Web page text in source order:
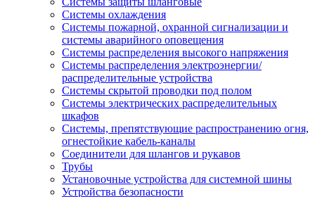
Системы охлаждения
Системы пожарной, охранной сигнализации и
системы аварийного оповещения
Системы распределения высокого напряжения
Системы распределения электроэнергии/
распределительные устройства
Системы скрытой проводки под полом
Системы электрических распределительных
шкафов
Системы, препятствующие распространению огня,
огнестойкие кабель-каналы
Соединители для шлангов и рукавов
Трубы
Установочные устройства для системной шины
Устройства безопасности